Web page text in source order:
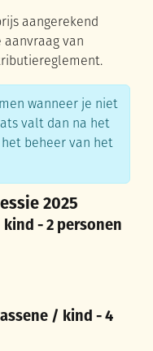
aangerekend
van
wanneer je niet
valt dan na het
beheer van het
2025
- 2 personen
/ kind - 4